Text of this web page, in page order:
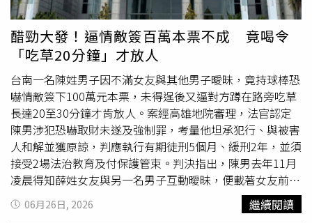
法院依家庭暴力殺人罪論處，全案交由國民法官法庭審理。
死者父親日前在相驗時悲痛表示，兒子身高180公分，平時
學習武術，就讀大學期間利用課餘時間在百貨公司美食街打
工，靠自己賺取學費與生活費，個性乖巧懂事。他透露，曾
見過姚男，第一印象就覺得對方「怪怪的、心術不正」，曾
勸兒子不要深交。黃男後來也認為姚男「不夠真」，開始刻
意保持距離，未料最終竟因此喪命，令家屬悲痛難以接受。
醋勁大發！逼情敵簽百萬本票不成 竟喝令
「吃草20分鐘」才放人
台南一名陳姓男子因不滿女友與其他男子曖昧，竟持球棒恐
嚇情敵簽下100萬元本票，未得逞後又逼對方蹲在路旁吃草
長達20至30分鐘才肯放人。案經高雄地院審理，法官認定
陳男涉犯恐嚇取財未遂及強制罪，考量他坦承犯行、與被害
人和解並獲原諒，判應執行有期徒刑5個月、緩刑2年，並須
接受2場法治教育及付保護管束。判決指出，陳男去年11月
凌晨得知薛姓女友與另一名男子互動曖昧，便載著女友前往
台南市歸仁區能源街與對方談判。他先從車內拿出球棒恫
嚇，要求對方簽立100萬元本票作為賠償，還揚言若拒絕，
06月26日, 2026 繼續閱讀